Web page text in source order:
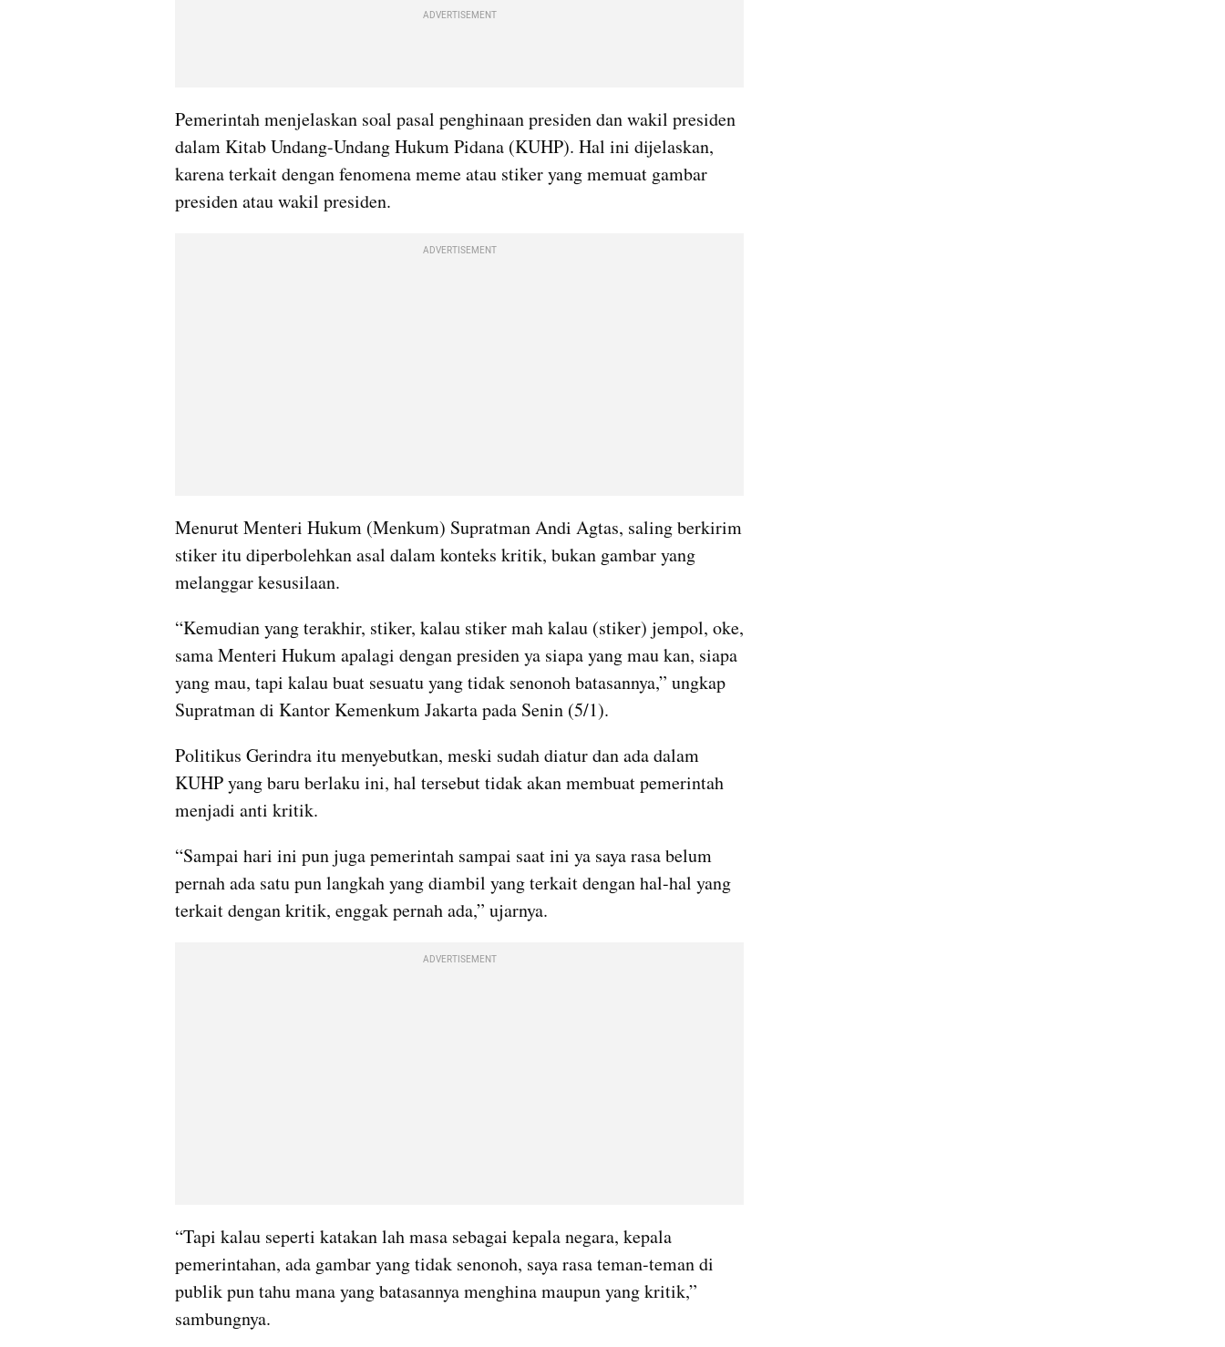
ADVERTISEMENT
Pemerintah menjelaskan soal pasal penghinaan presiden dan wakil presiden
dalam Kitab Undang-Undang Hukum Pidana (KUHP). Hal ini dijelaskan,
karena terkait dengan fenomena meme atau stiker yang memuat gambar
presiden atau wakil presiden.
ADVERTISEMENT
Menurut Menteri Hukum (Menkum) Supratman Andi Agtas, saling berkirim
stiker itu diperbolehkan asal dalam konteks kritik, bukan gambar yang
melanggar kesusilaan.
“Kemudian yang terakhir, stiker, kalau stiker mah kalau (stiker) jempol, oke,
sama Menteri Hukum apalagi dengan presiden ya siapa yang mau kan, siapa
yang mau, tapi kalau buat sesuatu yang tidak senonoh batasannya,” ungkap
Supratman di Kantor Kemenkum Jakarta pada Senin (5/1).
Politikus Gerindra itu menyebutkan, meski sudah diatur dan ada dalam
KUHP yang baru berlaku ini, hal tersebut tidak akan membuat pemerintah
menjadi anti kritik.
“Sampai hari ini pun juga pemerintah sampai saat ini ya saya rasa belum
pernah ada satu pun langkah yang diambil yang terkait dengan hal-hal yang
terkait dengan kritik, enggak pernah ada,” ujarnya.
ADVERTISEMENT
“Tapi kalau seperti katakan lah masa sebagai kepala negara, kepala
pemerintahan, ada gambar yang tidak senonoh, saya rasa teman-teman di
publik pun tahu mana yang batasannya menghina maupun yang kritik,”
sambungnya.